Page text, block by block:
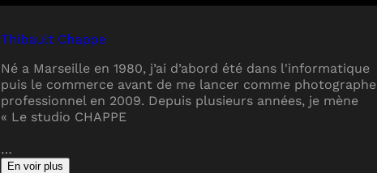
Thibault Chappe
Né a Marseille en 1980, j’ai d’abord été dans l'informatique
puis le commerce avant de me lancer comme photographe
professionnel en 2009. Depuis plusieurs années, je mène
« Le studio CHAPPE
…
En voir plus